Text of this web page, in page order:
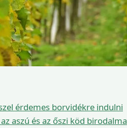
érdemes borvidékre indulni
aszú és az őszi köd birodalma